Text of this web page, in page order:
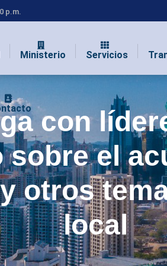
p.m.
Ministerio Servicios
con
sobre el
otros
local